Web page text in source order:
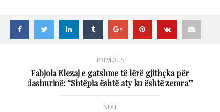
PREVIOUS
Fabjola Elezaj e gatshme të lërë gjithçka për
dashurinë: “Shtëpia është aty ku është zemra”
NEXT